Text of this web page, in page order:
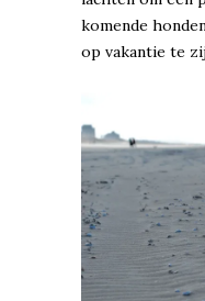
komende
op vakantie te